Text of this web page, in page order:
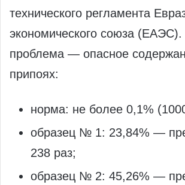
технического регламента
экономического союза
проблема — опасное
припоях:
норма: не более 0,1%
образец № 1: 23,84% —
238 раз;
образец № 2: 45,26% —